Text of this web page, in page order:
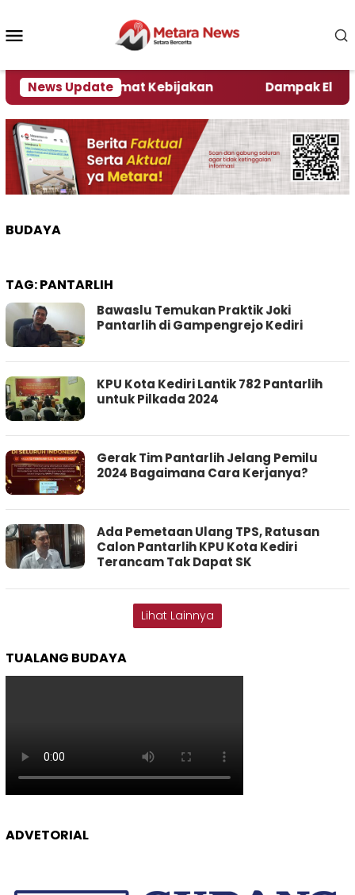
konten
News Update
Kata Pengamat Kebijakan Dampak El Nino,
BUDAYA
TAG:PANTARLIH
Bawaslu Temukan Praktik Joki
Pantarlih di Gampengrejo Kediri
KPU Kota Kediri Lantik 782 Pantarlih
untuk Pilkada 2024
Gerak Tim Pantarlih Jelang Pemilu
2024 Bagaimana Cara Kerjanya?
Ada Pemetaan Ulang TPS, Ratusan
Calon Pantarlih KPU Kota Kediri
Terancam Tak Dapat SK
Lihat Lainnya
TUALANG BUDAYA
ADVETORIAL